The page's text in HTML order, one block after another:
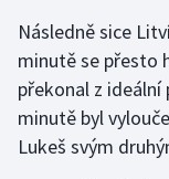
Následně sice
minutě se přesto
překonal z ideální
minutě byl
Lukeš svým